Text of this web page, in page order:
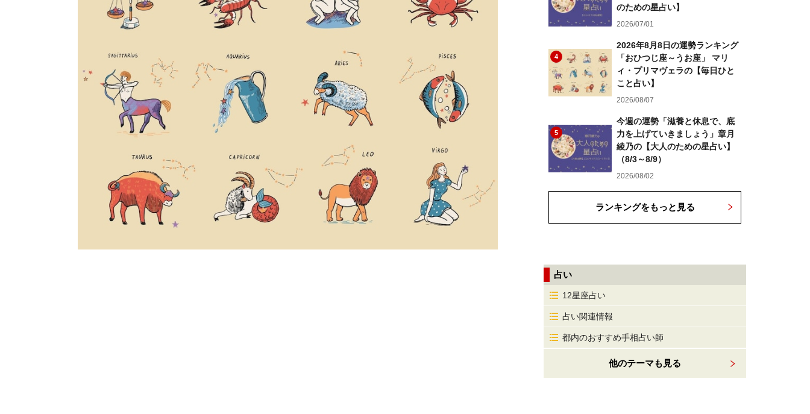
のための星占い】
2026/07/01
4
2026年8月8日の運勢ランキング
「おひつじ座～うお座」 マリ
ィ・プリマヴェラの【毎日ひと
こと占い】
2026/08/07
5
今週の運勢「滋養と休息で、底
力を上げていきましょう」章月
綾乃の【大人のための星占い】
（8/3～8/9）
2026/08/02
ランキングをもっと見る
占い
12星座占い
占い関連情報
都内のおすすめ手相占い師
他のテーマも見る